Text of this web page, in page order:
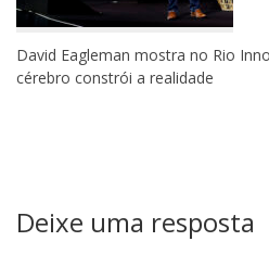
David Eagleman mostra no Rio
cérebro constrói a realidade
Deixe uma resposta